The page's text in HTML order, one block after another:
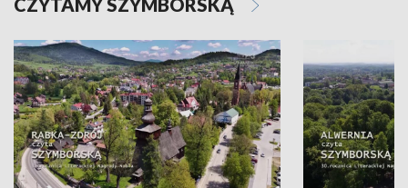
CZYTAMY SZYMBORSKĄ